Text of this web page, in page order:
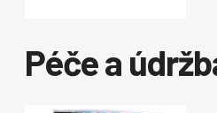
Péče a